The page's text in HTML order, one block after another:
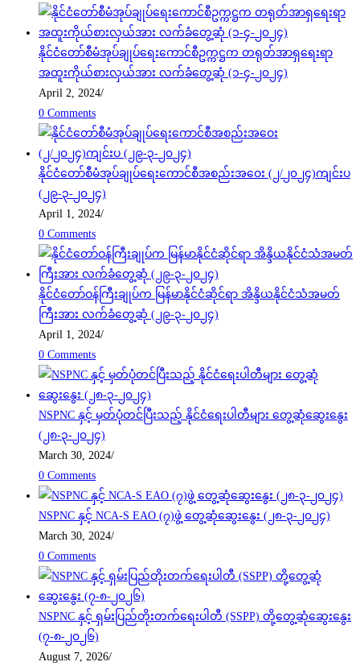
နိုင်ငံတော်စီမံအုပ်ချုပ်ရေးကောင်စီဥက္ကဋ္ဌက တရုတ်အာရှရေးရာ
အထူးကိုယ်စားလှယ်အား လက်ခံတွေ့ဆုံ (၁-၄-၂၀၂၄)
April 2, 2024/
0 Comments
နိုင်ငံတော်စီမံအုပ်ချုပ်ရေးကောင်စီအစည်းအဝေး (၂/၂၀၂၄)ကျင်းပ
(၂၉-၃-၂၀၂၄)
April 1, 2024/
0 Comments
နိုင်ငံတော်ဝန်ကြီးချုပ်က မြန်မာနိုင်ငံဆိုင်ရာ အိန္ဒိယနိုင်ငံသံအမတ်
ကြီးအား လက်ခံတွေ့ဆုံ (၂၉-၃-၂၀၂၄)
April 1, 2024/
0 Comments
NSPNC နှင့် မှတ်ပုံတင်ပြီးသည့် နိုင်ငံရေးပါတီများ တွေ့ဆုံဆွေးနွေး
(၂၈-၃-၂၀၂၄)
March 30, 2024/
0 Comments
NSPNC နှင့် NCA-S EAO (၇)ဖွဲ့ တွေ့ဆုံဆွေးနွေး (၂၈-၃-၂၀၂၄)
March 30, 2024/
0 Comments
NSPNC နှင့် ရှမ်းပြည်တိုးတက်ရေးပါတီ (SSPP) တို့တွေ့ဆုံဆွေးနွေး
(၇-၈-၂၀၂၆)
August 7, 2026/